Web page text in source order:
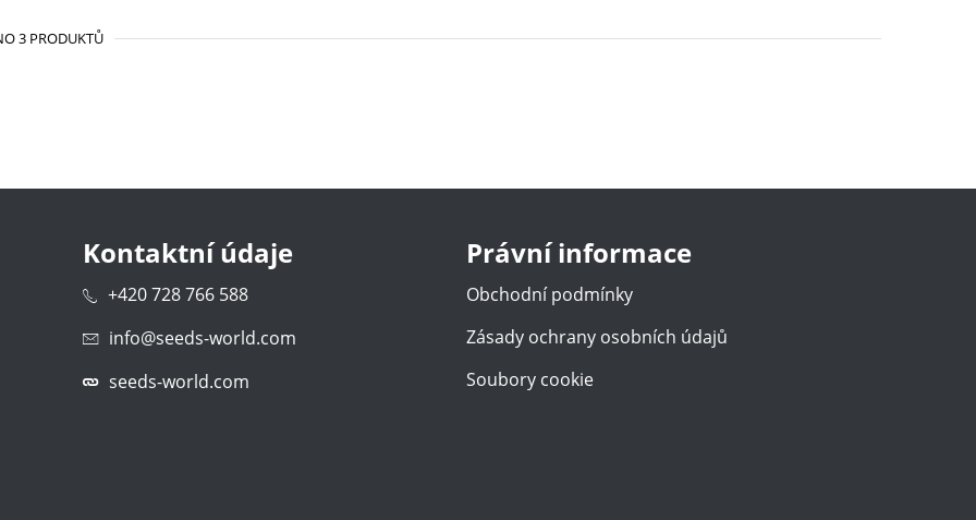
3 PRODUKTŮ
Kontaktní údaje
+420 728 766 588
info@seeds-world.com
seeds-world.com
Právní informace
Obchodní podmínky
Zásady ochrany osobních údajů
Soubory cookie